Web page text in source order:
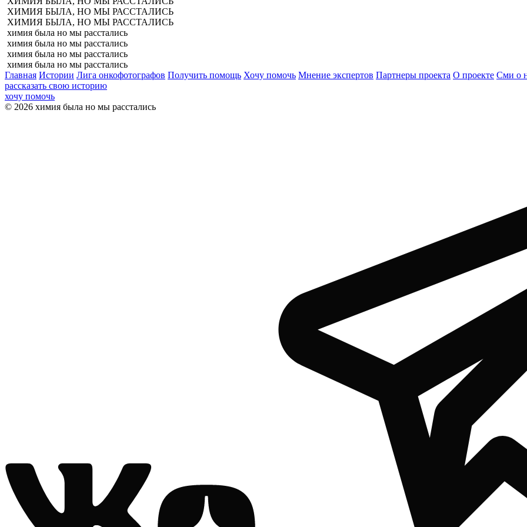
ХИМИЯ БЫЛА, НО МЫ РАССТАЛИСЬ
ХИМИЯ БЫЛА, НО МЫ РАССТАЛИСЬ
химия была но мы расстались
химия была но мы расстались
химия была но мы расстались
химия была но мы расстались
Главная Истории Лига онкофотографов Получить помощь Хочу помочь Мнение экспертов Партнеры проекта О проекте Сми о
рассказать свою историю
хочу помочь
© 2026 химия была но мы расстались